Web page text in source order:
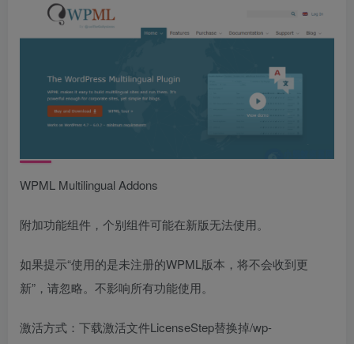
WPML Multilingual Addons
附加功能组件，个别组件可能在新版无法使用。
如果提示“使用的是未注册的WPML版本，将不会收到更
新”，请忽略。不影响所有功能使用。
激活方式：下载激活文件LicenseStep替换掉/wp-